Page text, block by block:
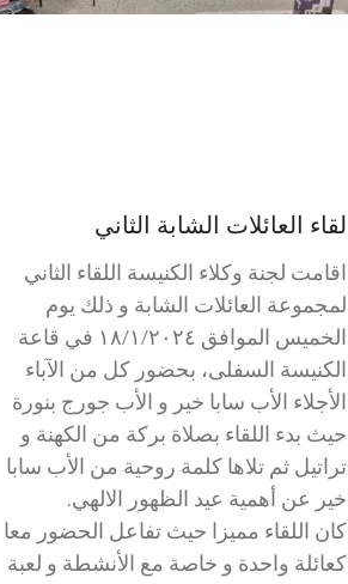
لقاء العائلات الشابة الثاني
اقامت لجنة وكلاء الكنيسة اللقاء الثاني
لمجموعة العائلات الشابة و ذلك يوم
الخميس الموافق ١٨/١/٢٠٢٤ في قاعة
الكنيسة السفلى، بحضور كل من الآباء
الأجلاء الأب سابا خير و الأب جورج بنورة
حيث بدء اللقاء بصلاة بركة من الكهنة و
تراتيل ثم تلاها كلمة روحية من الأب سابا
خير عن أهمية عيد الظهور الالهي.
كان اللقاء مميزا حيث تفاعل الحضور معا
كعائلة واحدة و خاصة مع الأنشطة و لعبة